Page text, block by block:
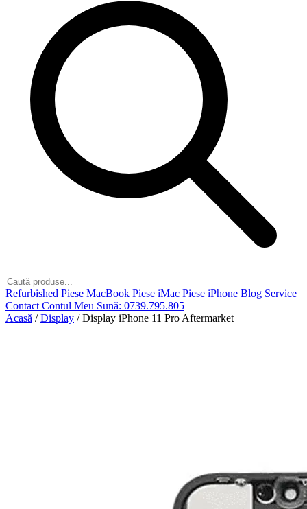
Refurbished Piese MacBook Piese iMac Piese iPhone Blog Service
Contact Contul Meu Sună: 0739.795.805
Acasă / Display / Display iPhone 11 Pro Aftermarket